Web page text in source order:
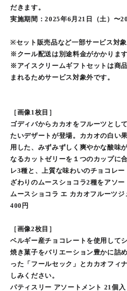
だきます。
実施期間：2025年6月21日（土）〜
※セット販売品など一部サービス対象
※クール配送は別途料金がかかります
※アイスクリームギフトセットは商
まれるためサービス対象外です。
［画像1枚目］
ゴディバからカカオをフルーツとし
たいデザートが登場。カカオの白い
用した、みずみずしく爽やかな酸味
なるカットゼリーを１つのカップに
レ3種と、上質な味わいのチョコレ
ざわりのムースショコラ2種をアソー
ムースショコラ エ カカオフルーツ
400円
［画像2枚目］
ベルギー産チョコレートを使用して
焼き菓子をバリエーション豊かに詰
った「フールセック」とカカオフィ
しみください。
パティスリー アソートメント 21個